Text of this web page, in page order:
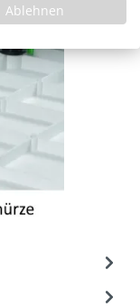
Ablehnen